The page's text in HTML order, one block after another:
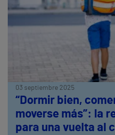
03 septiembre 2025
“Dormir bien,
moverse más”: la
para una vuelta al